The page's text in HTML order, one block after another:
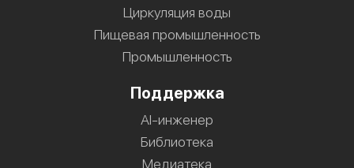
Циркуляция воды
Пищевая промышленность
Промышленность
Поддержка
AI-инженер
Библиотека
Медиатека